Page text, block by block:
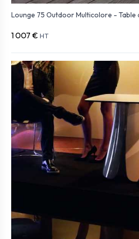
Lounge 75 Outdoor Multicolore - Table
1 007 € HT